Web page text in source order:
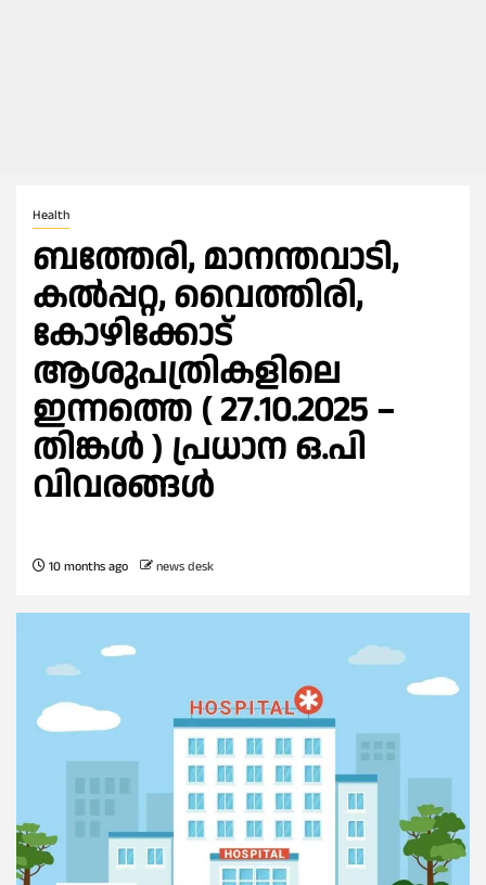
Health
ബത്തേരി, മാനന്തവാടി,
കൽപ്പറ്റ, വൈത്തിരി,
കോഴിക്കോട്
ആശുപത്രികളിലെ
ഇന്നത്തെ ( 27.10.2025 –
തിങ്കൾ ) പ്രധാന ഒ.പി
വിവരങ്ങൾ
10 months ago news desk